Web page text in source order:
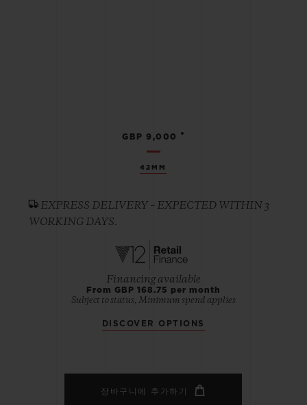
42MM
GBP 9,000 •
EXPRESS DELIVERY – EXPECTED WITHIN 3
WORKING DAYS.
Financing available
From GBP 168.75 per month
Subject to status, Minimum spend applies
DISCOVER OPTIONS
장바구니에 추가하기